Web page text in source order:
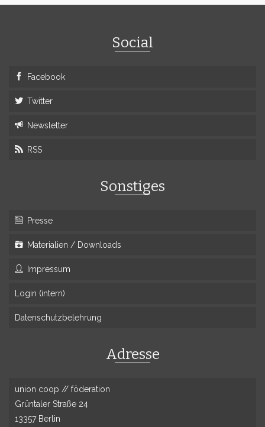
Social
Facebook
Twitter
Newsletter
RSS
Sonstiges
Presse
Materialien / Downloads
Impressum
Login (intern)
Datenschutzbelehrung
Adresse
union coop // föderation
Grüntaler Straße 24
13357 Berlin